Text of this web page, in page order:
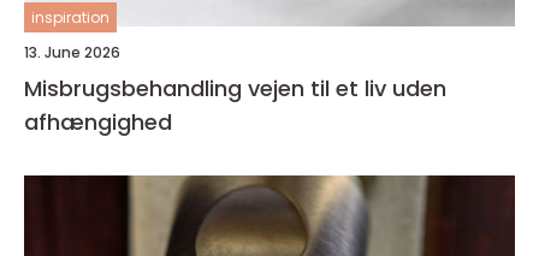
inspiration
13. June 2026
Misbrugsbehandling vejen til et liv uden
afhængighed